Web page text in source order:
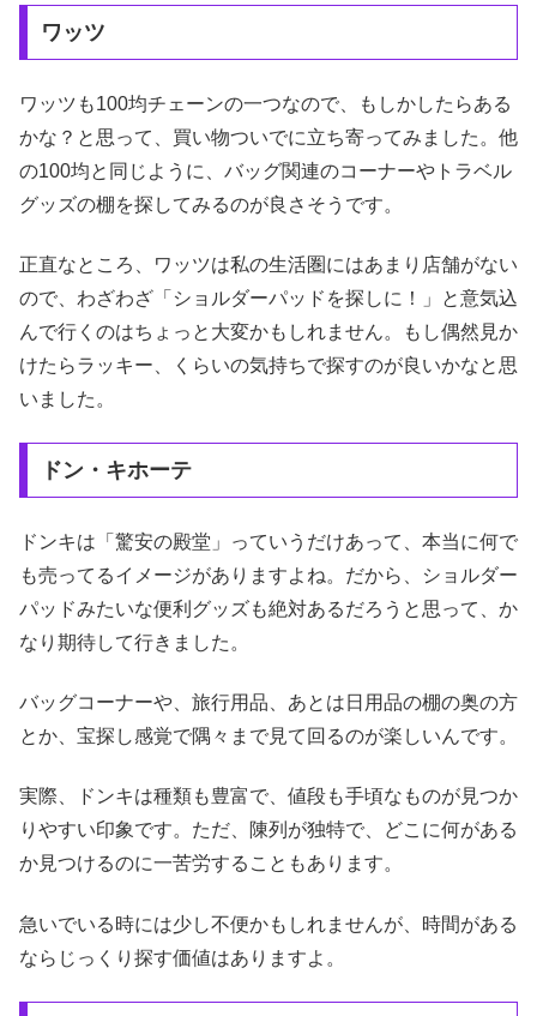
ワッツ
ワッツも100均チェーンの一つなので、もしかしたらある
かな？と思って、買い物ついでに立ち寄ってみました。他
の100均と同じように、バッグ関連のコーナーやトラベル
グッズの棚を探してみるのが良さそうです。
正直なところ、ワッツは私の生活圏にはあまり店舗がない
ので、わざわざ「ショルダーパッドを探しに！」と意気込
んで行くのはちょっと大変かもしれません。もし偶然見か
けたらラッキー、くらいの気持ちで探すのが良いかなと思
いました。
ドン・キホーテ
ドンキは「驚安の殿堂」っていうだけあって、本当に何で
も売ってるイメージがありますよね。だから、ショルダー
パッドみたいな便利グッズも絶対あるだろうと思って、か
なり期待して行きました。
バッグコーナーや、旅行用品、あとは日用品の棚の奥の方
とか、宝探し感覚で隅々まで見て回るのが楽しいんです。
実際、ドンキは種類も豊富で、値段も手頃なものが見つか
りやすい印象です。ただ、陳列が独特で、どこに何がある
か見つけるのに一苦労することもあります。
急いでいる時には少し不便かもしれませんが、時間がある
ならじっくり探す価値はありますよ。